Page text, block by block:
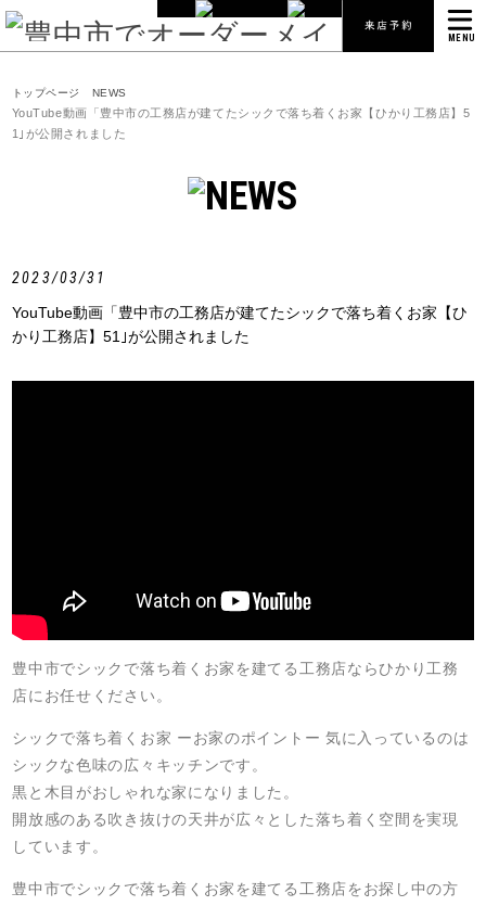
MENU
トップページ NEWS
YouTube動画「豊中市の工務店が建てたシックで落ち着くお家【ひかり工務店】5
1｣が公開されました
2023/03/31
YouTube動画「豊中市の工務店が建てたシックで落ち着くお家【ひ
かり工務店】51｣が公開されました
豊中市でシックで落ち着くお家を建てる工務店ならひかり工務
店にお任せください。
シックで落ち着くお家 ーお家のポイントー 気に入っているのは
シックな色味の広々キッチンです。
黒と木目がおしゃれな家になりました。
開放感のある吹き抜けの天井が広々とした落ち着く空間を実現
しています。
豊中市でシックで落ち着くお家を建てる工務店をお探し中の方